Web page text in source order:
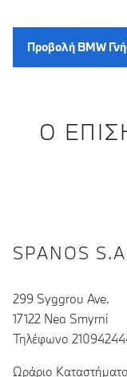
Προβολή BMW
Ο
SPANOS
299 Syggrou Ave.
17122 Nea Smyrni
Τηλέφωνο
Ωράριο